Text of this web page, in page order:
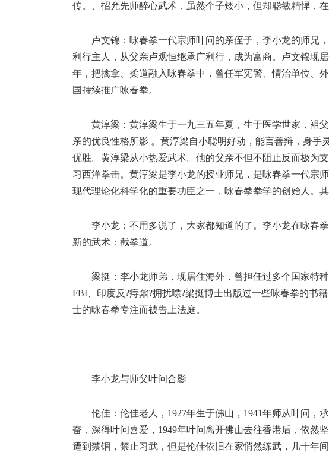
传。、招允先师醉心武术，虽然个子矮小，但却聪敏精悍，
卢文锦：咏春拳一代宗师叶问的亲侄子，李小龙的师兄
利行主人，从父亲卢观恒继承广利行，成为富商。卢文锦现
年，把擒拿、柔道融入咏春拳中，曾任军宪警、情治单位、
国持续推广咏春拳。
黄淳梁：黄淳梁生于一九三五年夏，生于医学世家，袓
亲的优良性格所影 。黄淳梁自小聪明好动，能言善辩，身手
优胜。黄淳梁从小热爱武术。他的父亲不但不阻止反而极为
习西洋拳击。黄淳梁是李小龙的授业师兄，是咏春拳一代宗
现代理论化科学化的重要功臣之一，咏春拳拳学的创始人。
李小龙：不用多说了，大家都知道的了。李小龙在咏春
新的武术：截拳道。
梁挺：李小龙师弟，现居住海外，曾担任过多个国家特
FBI、印度反?痔鼐?拥扰嘌?梁挺博士出版过一些咏春拳的书
士的咏春拳专注而被告上法庭。
李小龙与师父叶问合影
伦佳：伦佳老人，1927年生于佛山，1941年师从叶问，
奋，深得叶问喜爱，1949年叶问离开佛山去往香港后，依然
遭到禁锢，禁止习武，但是伦佳依旧在家悄然练武，几十年